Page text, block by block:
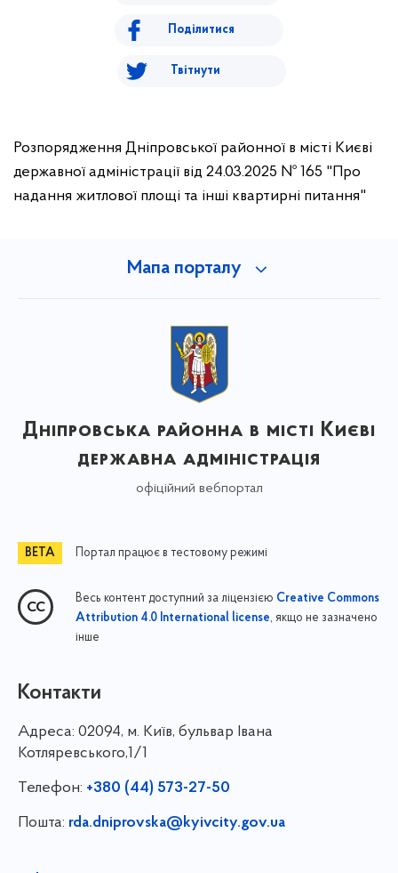
Поділитися
Твітнути
Розпорядження Дніпровської районної в місті Києві
державної адміністрації від 24.03.2025 № 165 "Про
надання житлової площі та інші квартирні питання"
Мапа порталу
Дніпровська районна в місті Києві
державна адміністрація
офіційний вебпортал
Портал працює в тестовому режимі
Весь контент доступний за ліцензією Creative Commons
Attribution 4.0 International license, якщо не зазначено
інше
Контакти
Адреса: 02094, м. Київ, бульвар Івана
Котляревського,1/1
Телефон: +380 (44) 573-27-50
Пошта: rda.dniprovska@kyivcity.gov.ua